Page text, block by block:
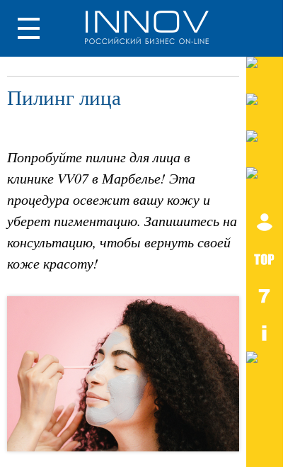
Пилинг лица
Попробуйте пилинг для лица в
клинике VV07 в Марбелье! Эта
процедура освежит вашу кожу и
уберет пигментацию. Запишитесь на
консультацию, чтобы вернуть своей
коже красоту!